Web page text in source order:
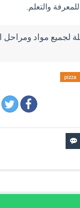
والتعلم.
لجميع مواد ومراحل
pizza